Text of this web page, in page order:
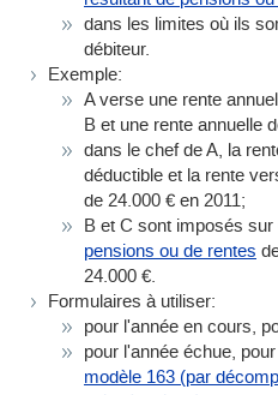
dans les limites où ils
débiteur.
Exemple:
A verse une rente
B et une rente annuelle
dans le chef de A, la
déductible et la rente
de 24.000 € en 2011;
B et C sont imposés sur
pensions ou de rentes
24.000 €.
Formulaires à utiliser:
pour l'année en cours,
pour l'année échue,
modèle 163 (par